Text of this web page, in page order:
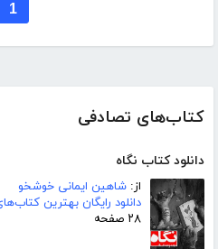
کتاب‌های تصادفی
دانلود کتاب نگاه
از: شاهین ایمانی خوشخو
دانلود رایگان بهترین
۲۸ صفحه
1